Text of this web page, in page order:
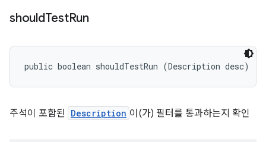
shouldTestRun
public boolean shouldTestRun (Description desc)
주석이 포함된 Description 이(가) 필터를 통과하는지 확인